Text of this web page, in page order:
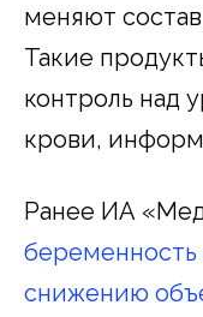
меняют
Такие
контроль над
крови,
Ранее ИА
беременность
снижению